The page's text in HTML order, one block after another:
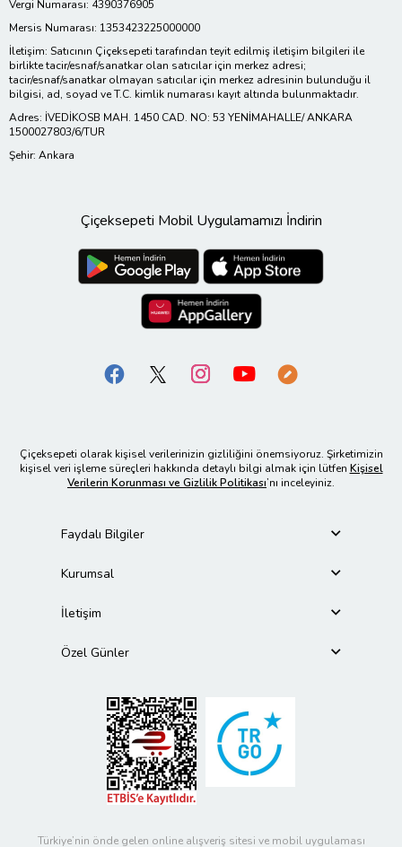
Vergi Numarası: 4390376905
Mersis Numarası: 1353423225000000
İletişim: Satıcının Çiçeksepeti tarafından teyit edilmiş iletişim bilgileri ile
birlikte tacir/esnaf/sanatkar olan satıcılar için merkez adresi;
tacir/esnaf/sanatkar olmayan satıcılar için merkez adresinin bulunduğu il
bilgisi, ad, soyad ve T.C. kimlik numarası kayıt altında bulunmaktadır.
Adres: İVEDİKOSB MAH. 1450 CAD. NO: 53 YENİMAHALLE/ ANKARA
1500027803/6/TUR
Şehir: Ankara
Çiçeksepeti Mobil Uygulamamızı İndirin
Çiçeksepeti olarak kişisel verilerinizin gizliliğini önemsiyoruz. Şirketimizin
kişisel veri işleme süreçleri hakkında detaylı bilgi almak için lütfen Kişisel
Verilerin Korunması ve Gizlilik Politikası’nı inceleyiniz.
Faydalı Bilgiler
Kurumsal
İletişim
Özel Günler
Türkiye’nin önde gelen online alışveriş sitesi ve mobil uygulaması